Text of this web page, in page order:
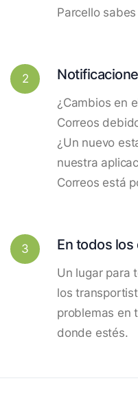
Parcello
2
¿Cambios en
Correos
¿Un nuevo
nuestra
Correos está
3 En todos
Un lugar para
los
problemas en
donde estés.